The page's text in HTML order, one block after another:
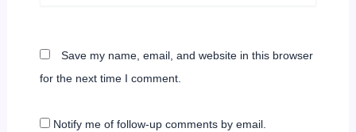
Save my name, email, and website in this browser
for the next time I comment.
Notify me of follow-up comments by email.